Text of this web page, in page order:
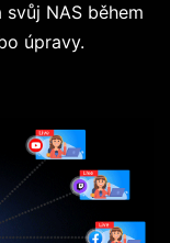
NAS během
úpravy.